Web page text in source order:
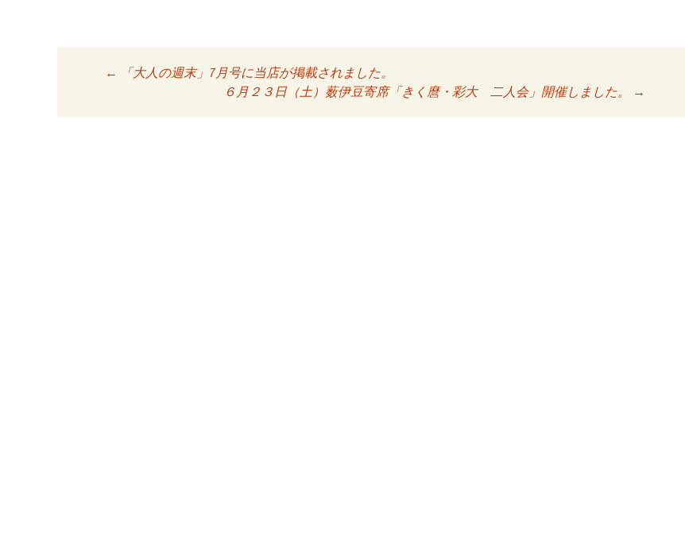
投稿ナビゲーション
←
「大人の週末」7月号に当店が掲載されました。
６月２３日（土）薮伊豆寄席「きく麿・彩大 二人会」開催しました。
→